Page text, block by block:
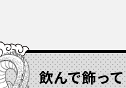
飲んで飾っ